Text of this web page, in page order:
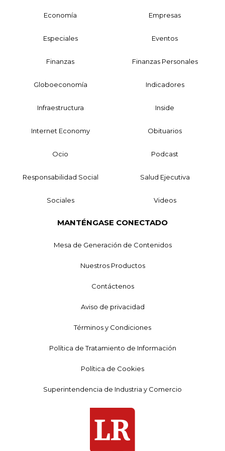
Economía Empresas
Especiales Eventos
Finanzas Finanzas Personales
Globoeconomía Indicadores
Infraestructura Inside
Internet Economy Obituarios
Ocio Podcast
Responsabilidad Social Salud Ejecutiva
Sociales Videos
MANTÉNGASE CONECTADO
Mesa de Generación de Contenidos
Nuestros Productos
Contáctenos
Aviso de privacidad
Términos y Condiciones
Política de Tratamiento de Información
Política de Cookies
Superintendencia de Industria y Comercio